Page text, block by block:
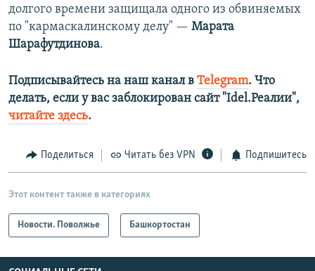
долгого времени защищала одного из обвиняемых
по "кармаскалинскому делу" — Марата
Шарафутдинова.
Подписывайтесь на наш канал в Telegram. Что
делать, если у вас заблокирован сайт "Idel.Реалии",
читайте здесь.
Поделиться Читать без VPN Подпишитесь
Этот контент также в категориях
Новости. Поволжье Башкортостан